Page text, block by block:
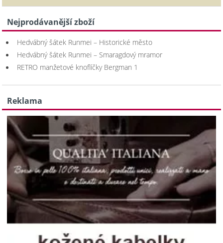
Nejprodávanější zboží
Hedvábný šátek Runmei – Historické město
Hedvábný šátek Runmei – Smaragdový mramor
RETRO manžetové knoflíčky Bergman 1
Reklama